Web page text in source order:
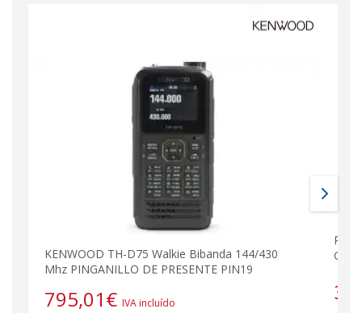
KENWOOD TH-D75 Walkie Bibanda 144/430
Mhz PINGANILLO DE PRESENTE PIN19
795,01€ IVA incluído